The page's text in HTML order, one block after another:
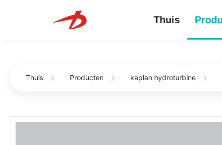
Thuis
Thuis Producten kaplan hydroturbine